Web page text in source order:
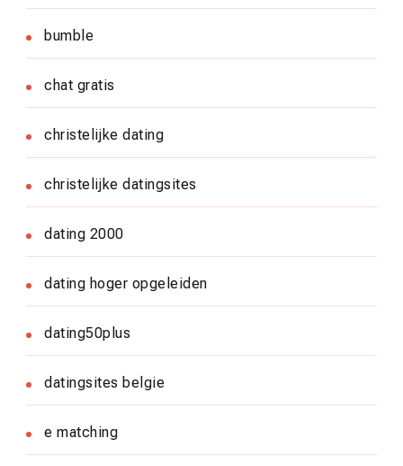
bumble
chat gratis
christelijke dating
christelijke datingsites
dating 2000
dating hoger opgeleiden
dating50plus
datingsites belgie
e matching